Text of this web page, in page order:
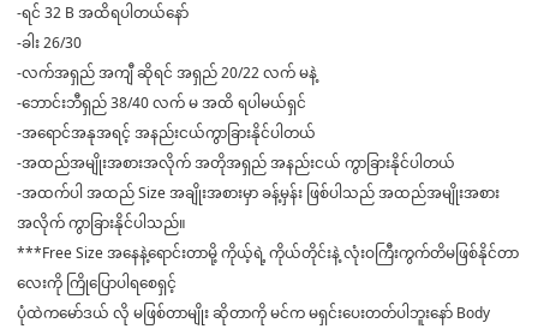
-ရင် 32 B အထိရပါတယ်နော်
-ခါး 26/30
-လက်အရှည် အကျီ ဆိုရင် အရှည် 20/22 လက် မနဲ့
-ဘောင်းဘီရှည် 38/40 လက် မ အထိ ရပါမယ်ရှင်
-အရောင်အနုအရင့် အနည်းငယ်ကွာခြားနိုင်ပါတယ်
-အထည်အမျိုးအစားအလိုက် အတိုအရှည် အနည်းငယ် ကွာခြားနိုင်ပါတယ်
-အထက်ပါ အထည် Size အချိုးအစားမှာ ခန့်မှန်း ဖြစ်ပါသည် အထည်အမျိုးအစား
အလိုက် ကွာခြားနိုင်ပါသည်။
***Free Size အနေနဲ့ရောင်းတာမို့ ကိုယ့်ရဲ့ ကိုယ်တိုင်းနဲ့ လုံးဝကြီးကွက်တိမဖြစ်နိုင်တာ
လေးကို ကြိုပြောပါရစေရှင့်
ပုံထဲကမော်ဒယ် လို မဖြစ်တာမျိုး ဆိုတာကို မင်က မရှင်းပေးတတ်ပါဘူးနော် Body